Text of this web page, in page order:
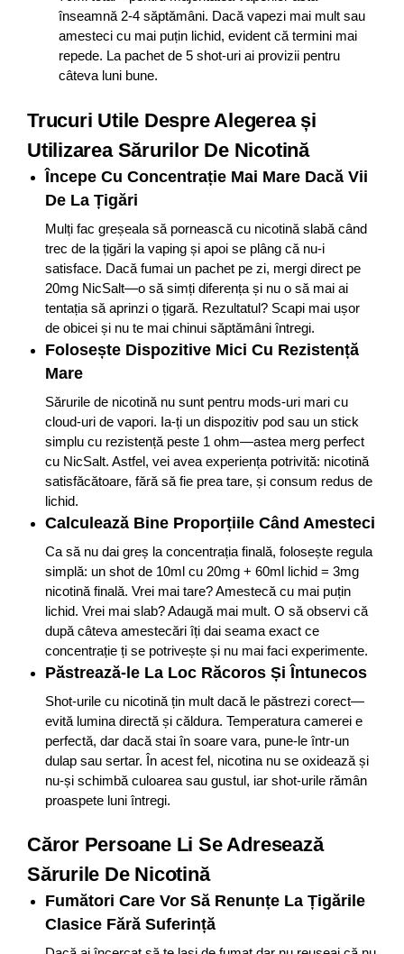
înseamnă 2-4 săptămâni. Dacă vapezi mai mult sau
amesteci cu mai puțin lichid, evident că termini mai
repede. La pachet de 5 shot-uri ai provizii pentru
câteva luni bune.
Trucuri Utile Despre Alegerea și
Utilizarea Sărurilor De Nicotină
Începe Cu Concentrație Mai Mare Dacă Vii
De La Țigări
Mulți fac greșeala să pornească cu nicotină slabă când
trec de la țigări la vaping și apoi se plâng că nu-i
satisface. Dacă fumai un pachet pe zi, mergi direct pe
20mg NicSalt—o să simți diferența și nu o să mai ai
tentația să aprinzi o țigară. Rezultatul? Scapi mai ușor
de obicei și nu te mai chinui săptămâni întregi.
Folosește Dispozitive Mici Cu Rezistență
Mare
Sărurile de nicotină nu sunt pentru mods-uri mari cu
cloud-uri de vapori. Ia-ți un dispozitiv pod sau un stick
simplu cu rezistență peste 1 ohm—astea merg perfect
cu NicSalt. Astfel, vei avea experiența potrivită: nicotină
satisfăcătoare, fără să fie prea tare, și consum redus de
lichid.
Calculează Bine Proporțiile Când Amesteci
Ca să nu dai greș la concentrația finală, folosește regula
simplă: un shot de 10ml cu 20mg + 60ml lichid = 3mg
nicotină finală. Vrei mai tare? Amestecă cu mai puțin
lichid. Vrei mai slab? Adaugă mai mult. O să observi că
după câteva amestecări îți dai seama exact ce
concentrație ți se potrivește și nu mai faci experimente.
Păstrează-le La Loc Răcoros Și Întunecos
Shot-urile cu nicotină țin mult dacă le păstrezi corect—
evită lumina directă și căldura. Temperatura camerei e
perfectă, dar dacă stai în soare vara, pune-le într-un
dulap sau sertar. În acest fel, nicotina nu se oxidează și
nu-și schimbă culoarea sau gustul, iar shot-urile rămân
proaspete luni întregi.
Căror Persoane Li Se Adresează
Sărurile De Nicotină
Fumători Care Vor Să Renunțe La Țigările
Clasice Fără Suferință